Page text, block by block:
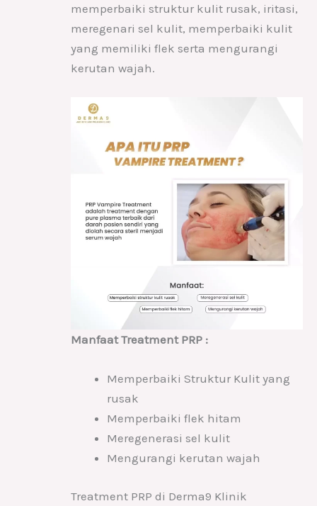
memperbaiki struktur kulit rusak, iritasi,
meregenari sel kulit, memperbaiki kulit
yang memiliki flek serta mengurangi
kerutan wajah.
Manfaat Treatment PRP :
Memperbaiki Struktur Kulit yang
rusak
Memperbaiki flek hitam
Meregenerasi sel kulit
Mengurangi kerutan wajah
Treatment PRP di Derma9 Klinik